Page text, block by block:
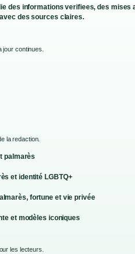
des informations verifiees, des mises
des sources claires.
jour continues.
la redaction.
palmarès
et identité LGBTQ+
fortune et vie privée
et modèles iconiques
les lecteurs.